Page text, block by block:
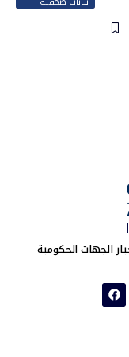
الجهات الحكومية